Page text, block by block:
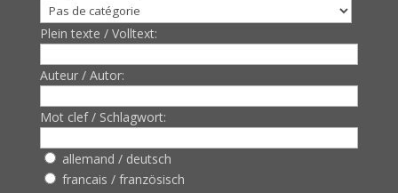
Plein texte / Volltext:
Auteur / Autor:
Mot clef / Schlagwort:
allemand / deutsch
francais / französisch